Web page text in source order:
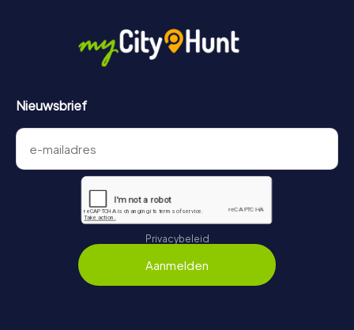
Nieuwsbrief
Privacybeleid
Aanmelden